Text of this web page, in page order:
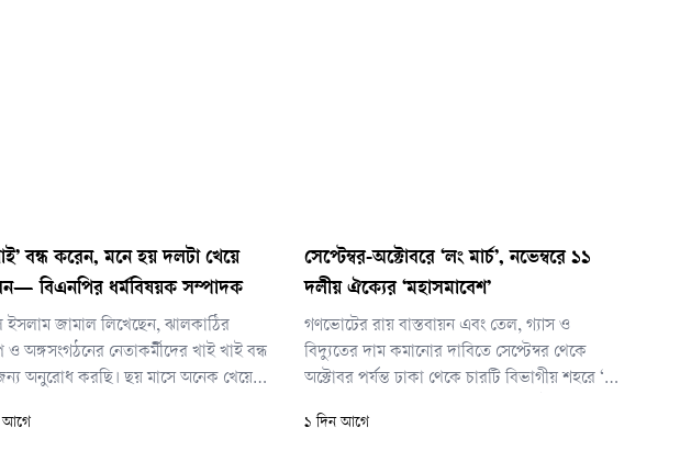
বন্ধ করেন, মনে হয় দলটা খেয়ে
বিএনপির ধর্মবিষয়ক সম্পাদক
জামাল লিখেছেন, ঝালকাঠির
ও অঙ্গসংগঠনের নেতাকর্মীদের খাই খাই বন্ধ
অনুরোধ করছি। ছয় মাসে অনেক খেয়েছেন
আওয়ামীদের পক্ষে ওকলাতি করে
আগে
সেপ্টেম্বর-অক্টোবরে ‘লং মার্চ’, নভেম্বরে ১১
দলীয় ঐক্যের ‘মহাসমাবেশ’
গণভোটের রায় বাস্তবায়ন এবং তেল, গ্যাস ও
বিদ্যুতের দাম কমানোর দাবিতে সেপ্টেম্বর থেকে
অক্টোবর পর্যন্ত ঢাকা থেকে চারটি বিভাগীয় শহরে ‘লং
নেতৃত্বাধীন ১১ দলীয় ঐক্য। লং মার্চ কর্মসূচি শেষে
১ দিন আগে